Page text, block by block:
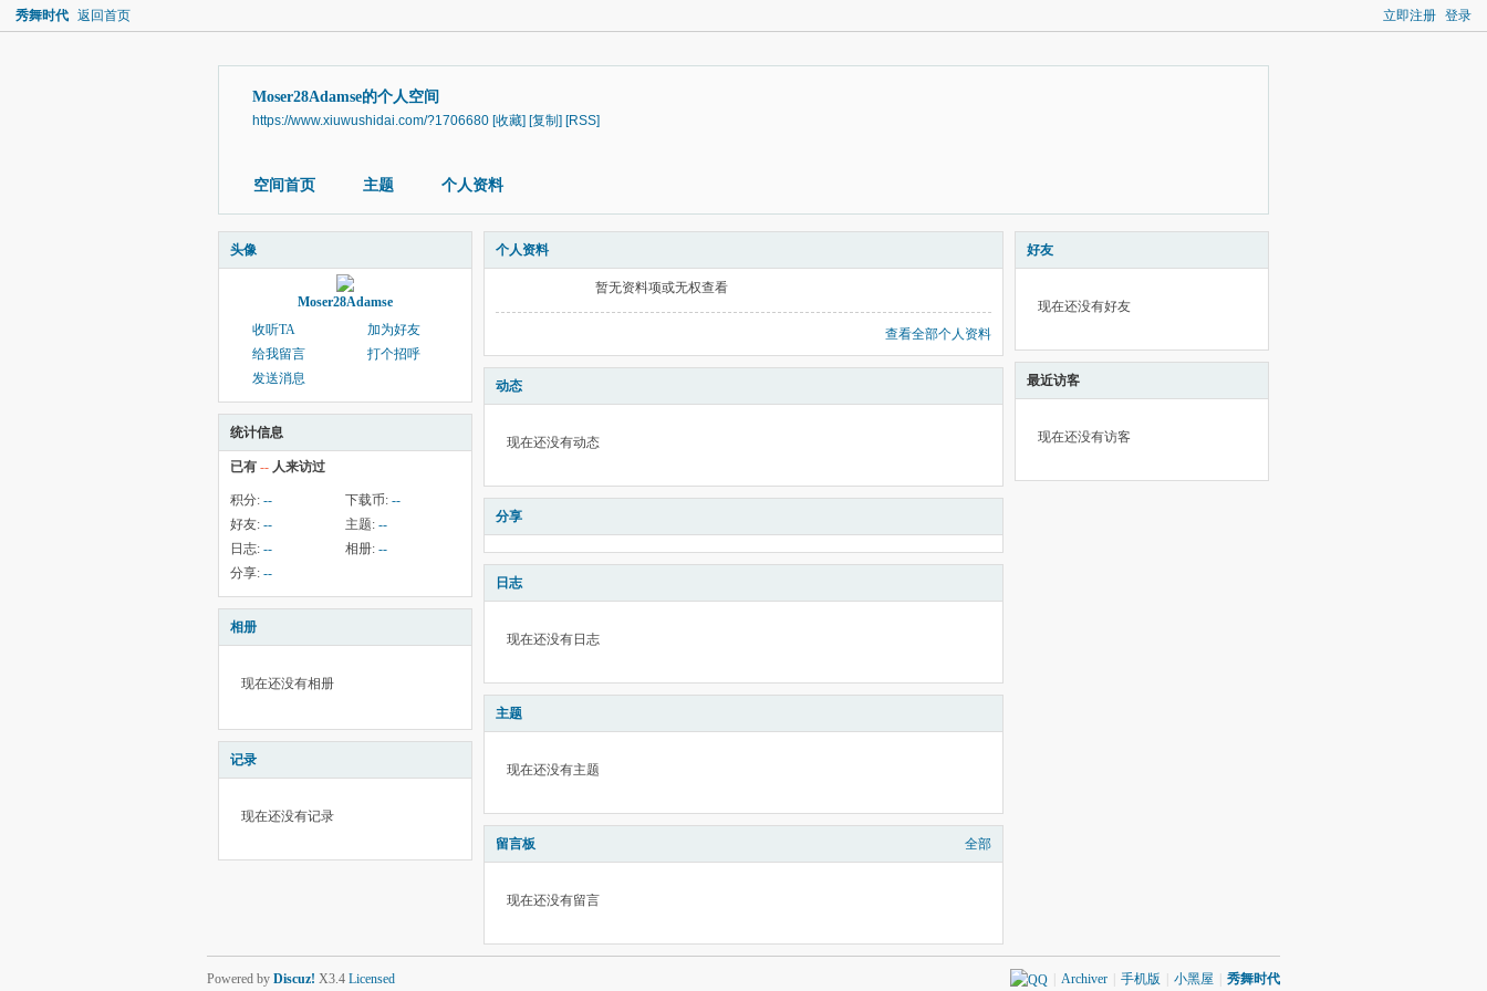
立即注册 登录
秀舞时代 返回首页
Moser28Adamse的个人空间
https://www.xiuwushidai.com/?1706680 [收藏] [复制] [RSS]
空间首页 主题 个人资料
头像
Moser28Adamse
收听TA
加为好友
给我留言
打个招呼
发送消息
统计信息
已有 -- 人来访过
积分: -- 下载币: --
好友: -- 主题: --
日志: -- 相册: --
分享: --
相册
现在还没有相册
记录
现在还没有记录
个人资料
暂无资料项或无权查看
查看全部个人资料
动态
现在还没有动态
分享
日志
现在还没有日志
主题
现在还没有主题
留言板 全部
现在还没有留言
好友
现在还没有好友
最近访客
现在还没有访客
Archiver 手机版 小黑屋 秀舞时代
Powered by Discuz! X3.4 Licensed